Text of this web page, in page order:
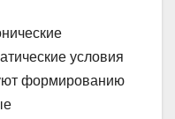
условия
формированию